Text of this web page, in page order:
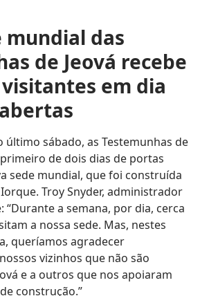
mundial das
de Jeová recebe
em dia
último sábado, as Testemunhas de
de dois dias de portas
sede mundial, que foi construída
Troy Snyder, administrador
“Durante a semana, por dia, cerca
a nossa sede. Mas, nestes
queríamos agradecer
vizinhos que não são
e a outros que nos apoiaram
construção.”